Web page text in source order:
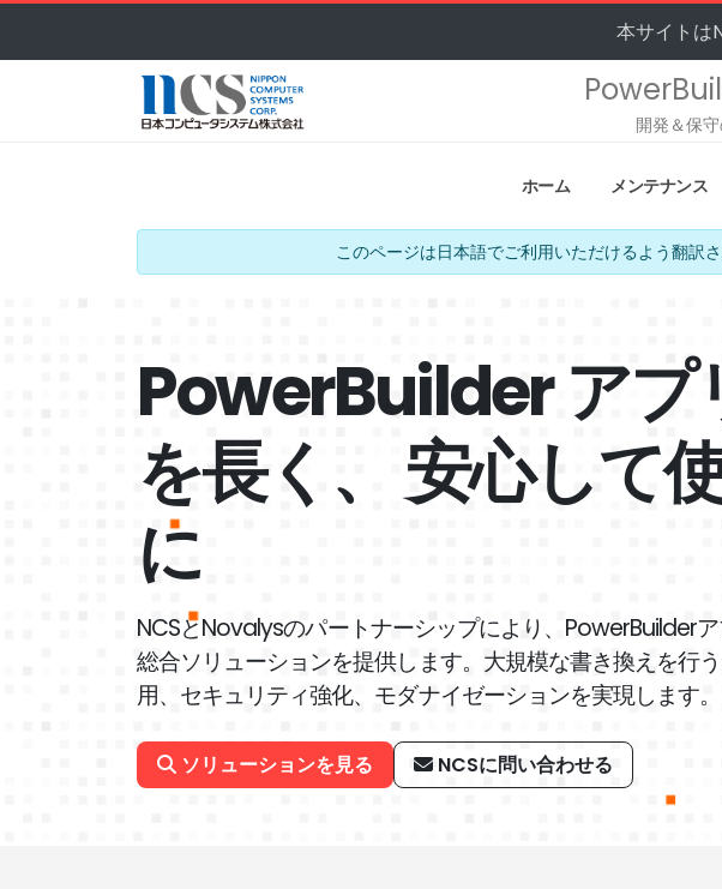
本サイトは
開発＆保
ホーム メンテナンス
このページは日本語でご利用いただけるよう翻訳
PowerBuilder アプ
を長く、 安心して
に
NCSとNovalysのパートナーシップにより、PowerBuilder
総合ソリューションを提供します。大規模な書き換えを行
用、セキュリティ強化、モダナイゼーションを実現します。
ソリューションを見る NCSに問い合わせる